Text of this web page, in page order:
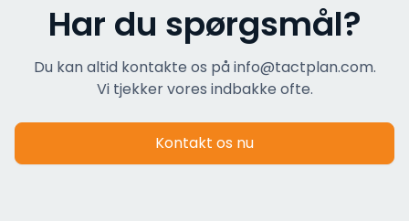
Har du spørgsmål?
Du kan altid kontakte os på info@tactplan.com.
Vi tjekker vores indbakke ofte.
Kontakt os nu